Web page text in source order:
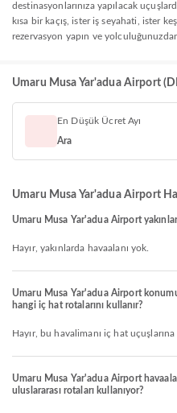
destinasyonlarınıza yapılacak
kısa bir kaçış, ister iş seyahati, ister
rezervasyon yapın ve
Umaru Musa Yar'adua Airport
En Düşük Ücret Ayı
Ara
Umaru Musa Yar'adua Airport
Umaru Musa Yar'adua Airport
Hayır, yakınlarda havaalanı yok.
Umaru Musa Yar'adua Airport
hangi iç hat rotalarını kullanır?
Hayır, bu havalimanı iç hat
Umaru Musa Yar'adua Airport
uluslararası rotaları kullanıyor?